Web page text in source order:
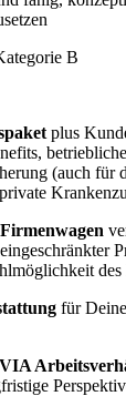
B
plus
(auch für
für